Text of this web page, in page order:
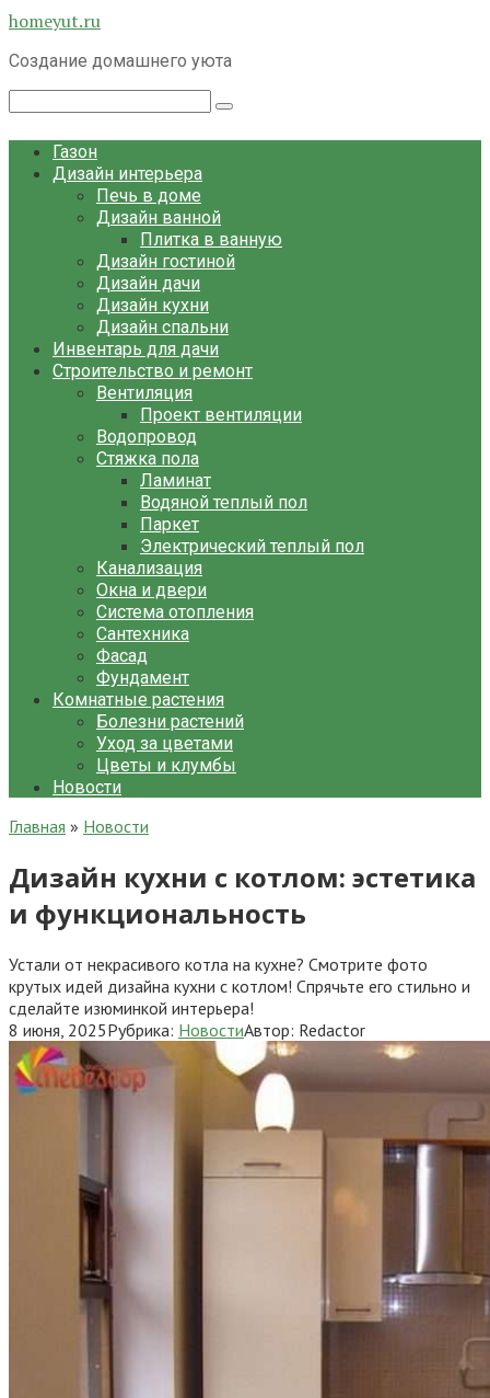
Перейти
контенту
homeyut.ru
Создание домашнего уюта
Газон
Дизайн интерьера
Печь в доме
Дизайн ванной
Плитка в ванную
Дизайн гостиной
Дизайн дачи
Дизайн кухни
Дизайн спальни
Инвентарь для дачи
Строительство и ремонт
Вентиляция
Проект вентиляции
Водопровод
Стяжка пола
Ламинат
Водяной теплый пол
Паркет
Электрический теплый пол
Канализация
Окна и двери
Система отопления
Сантехника
Фасад
Фундамент
Комнатные растения
Болезни растений
Уход за цветами
Цветы и клумбы
Новости
Главная » Новости
Дизайн кухни с котлом: эстетика
и функциональность
Устали от некрасивого котла на кухне? Смотрите фото
крутых идей дизайна кухни с котлом! Спрячьте его стильно и
сделайте изюминкой интерьера!
8 июня, 2025Рубрика: НовостиАвтор: Redactor